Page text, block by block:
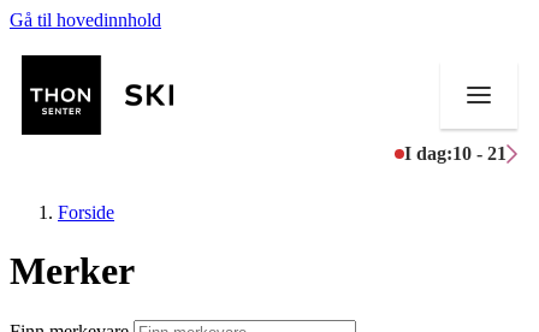
Gå til hovedinnhold
I dag:10 - 21
Butikker
Forside
Merker